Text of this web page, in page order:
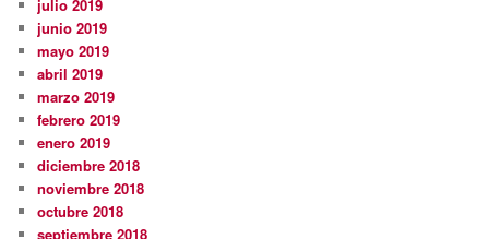
julio 2019
junio 2019
mayo 2019
abril 2019
marzo 2019
febrero 2019
enero 2019
diciembre 2018
noviembre 2018
octubre 2018
septiembre 2018